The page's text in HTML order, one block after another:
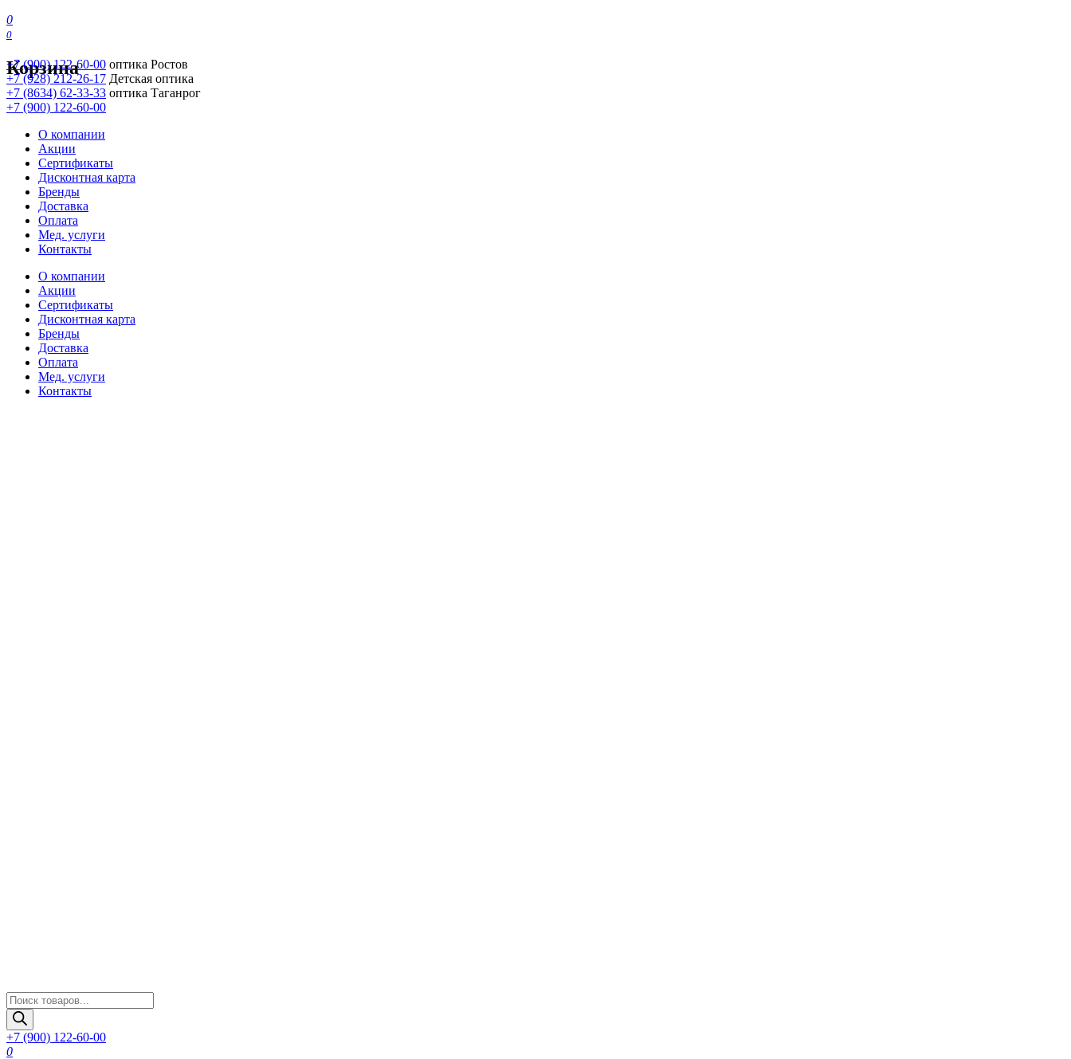
0
0
Корзина
+7 (900) 122-60-00 оптика Ростов
+7 (928) 212-26-17 Детская оптика
+7 (8634) 62-33-33 оптика Таганрог
+7 (900) 122-60-00
О компании
Акции
Сертификаты
Дисконтная карта
Бренды
Доставка
Оплата
Мед. услуги
Контакты
О компании
Акции
Сертификаты
Дисконтная карта
Бренды
Доставка
Оплата
Мед. услуги
Контакты
Поиск
товаров
+7 (900) 122-60-00
0